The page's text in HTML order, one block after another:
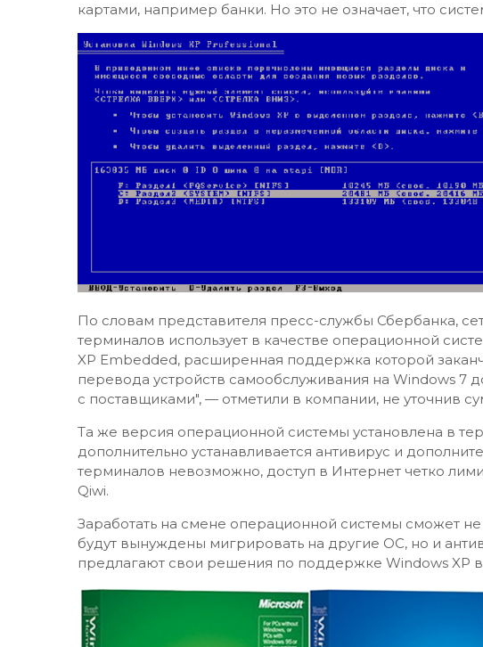
картами, например банки. Но это не означает, что
По словам представителя пресс-службы Сбербанка,
терминалов использует в качестве операционной
XP Embedded, расширенная поддержка которой
перевода устройств самообслуживания на Windows 7
с поставщиками", — отметили в компании, не уточнив
Та же версия операционной системы установлена в
дополнительно устанавливается антивирус и
терминалов невозможно, доступ в Интернет четко
Qiwi.
Заработать на смене операционной системы сможет не
будут вынуждены мигрировать на другие ОС, но и
предлагают свои решения по поддержке Windows XP